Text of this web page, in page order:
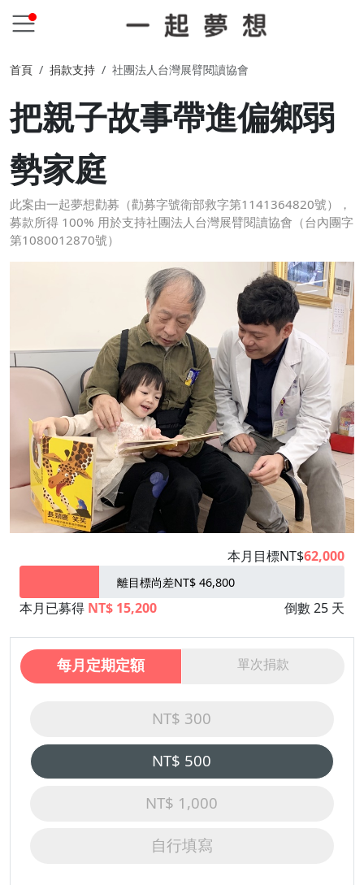
首頁 捐款支持 社團法人台灣展臂閱讀協會
把親子故事帶進偏鄉弱
勢家庭
此案由一起夢想勸募（勸募字號衛部救字第1141364820號），
募款所得 100% 用於支持社團法人台灣展臂閱讀協會（台內團字
第1080012870號）
本月目標NT$62,000
離目標尚差NT$ 46,800
本月已募得 NT$ 15,200 倒數 25 天
每月定期定額 單次捐款
NT$ 300
NT$ 500
NT$ 1,000
自行填寫